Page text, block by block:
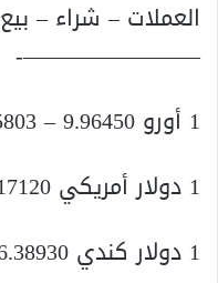
العملات – شراء – بيع
————————-
1 أورو 9.96450 – 11.5803
1 دولار أمريكي 9.17120 – 10.6584
1 دولار كندي 6.38930 – 7.42530